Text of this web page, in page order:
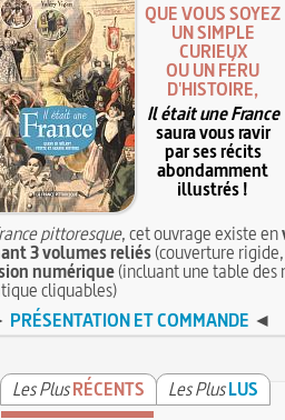
QUE VOUS SOYEZ
UN SIMPLE
CURIEUX
OU UN FÉRU
D'HISTOIRE,
Il était une France
saura vous ravir
par ses récits
abondamment
illustrés !
pittoresque, cet ouvrage existe en
3 volumes reliés(couverture
numérique(incluant une table des
cliquables)
PRÉSENTATION ET COMMANDE ◄
Les PlusRÉCENTS Les PlusLUS